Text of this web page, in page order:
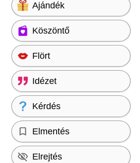
Ajándék
Köszöntő
Flört
Idézet
Kérdés
Elmentés
Elrejtés